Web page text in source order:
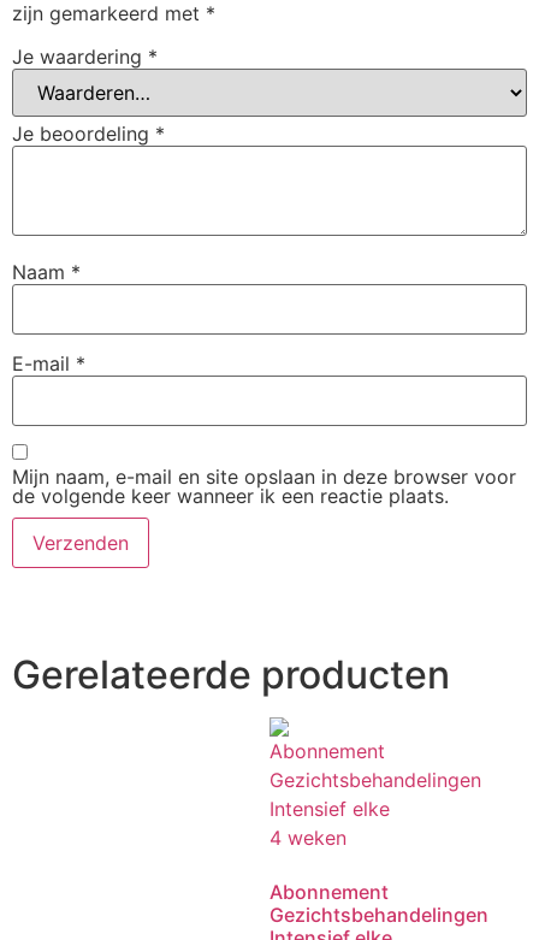
zijn gemarkeerd met *
Je waardering *
Je beoordeling *
Naam *
E-mail *
Mijn naam, e-mail en site opslaan in deze browser voor
de volgende keer wanneer ik een reactie plaats.
Gerelateerde producten
Abonnement
Gezichtsbehandelingen